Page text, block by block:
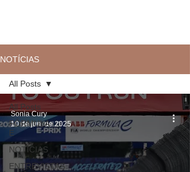
NOTÍCIAS
All Posts
FÓRMULA
E
NOTÍCIAS
ENTREVISTAS
All Posts
Sonia Cury
10 de jun. de 2025